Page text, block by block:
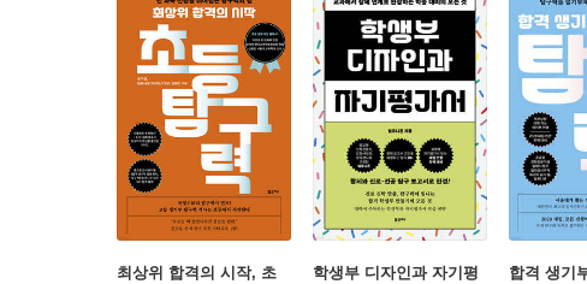
최상위 합격의 시작, 초
학생부 디자인과 자기평
합격 생기